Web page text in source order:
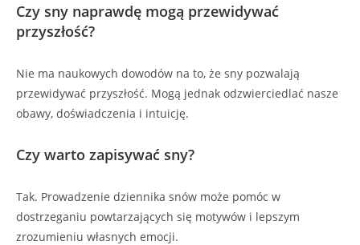
Czy sny naprawdę mogą przewidywać
przyszłość?
Nie ma naukowych dowodów na to, że sny pozwalają
przewidywać przyszłość. Mogą jednak odzwierciedlać nasze
obawy, doświadczenia i intuicję.
Czy warto zapisywać sny?
Tak. Prowadzenie dziennika snów może pomóc w
dostrzeganiu powtarzających się motywów i lepszym
zrozumieniu własnych emocji.